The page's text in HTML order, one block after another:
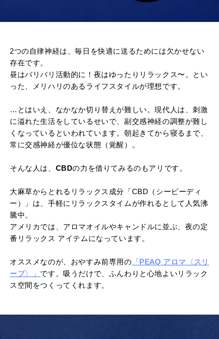
2つの自律神経は、毎日を快適に送るためには欠かせない
存在です。
昼はバリバリ活動的に！夜はゆったりリラックス〜。とい
った、メリハリのあるライフスタイルが理想です。
…とはいえ、なかなか切り替えが難しい。現代人は、刺激
に溢れた生活をしているせいで、副交感神経の調整が難し
くなっているといわれています。朝起きてから寝るまで、
常に交感神経が優位な状態（覚醒）。
そんな人は、 CBDの力を借りてみるのもアリです。
大麻草からとれるリラックス成分「CBD（シービーディ
ー）」は、手軽にリラックスタイムが作れるとして人気沸
騰中。
アメリカでは、アロマオイルやキャンドルに並ぶ、夜の定
番リラックス アイテムになっています。
オススメなのが、おやすみ前専用の 「PEAQ アロマ〈スリ
ープ〉」 です。吸うだけで、ふんわりと心地よいリラック
ス空間をつくってくれます。